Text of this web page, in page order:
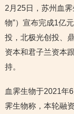
2月25日，苏州血
物”）宣布完成1亿
投，北极光创投、
资本和君子兰资本
持。
血霁生物于2021年
霁生物称，本轮融